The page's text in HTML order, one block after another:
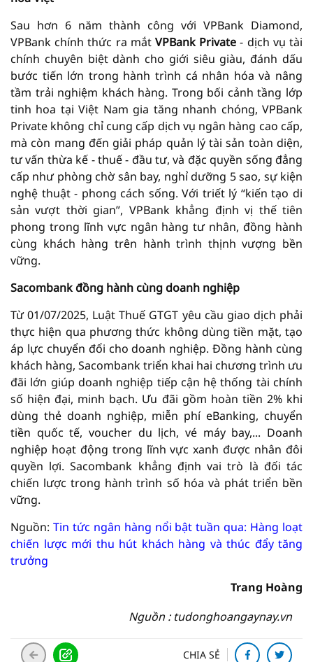
Sau hơn 6 năm thành công với VPBank Diamond,
VPBank chính thức ra mắt VPBank Private - dịch vụ tài
chính chuyên biệt dành cho giới siêu giàu, đánh dấu
bước tiến lớn trong hành trình cá nhân hóa và nâng
tầm trải nghiệm khách hàng. Trong bối cảnh tầng lớp
tinh hoa tại Việt Nam gia tăng nhanh chóng, VPBank
Private không chỉ cung cấp dịch vụ ngân hàng cao cấp,
mà còn mang đến giải pháp quản lý tài sản toàn diện,
tư vấn thừa kế - thuế - đầu tư, và đặc quyền sống đẳng
cấp như phòng chờ sân bay, nghỉ dưỡng 5 sao, sự kiện
nghệ thuật - phong cách sống. Với triết lý “kiến tạo di
sản vượt thời gian”, VPBank khẳng định vị thế tiên
phong trong lĩnh vực ngân hàng tư nhân, đồng hành
cùng khách hàng trên hành trình thịnh vượng bền
vững.
Sacombank đồng hành cùng doanh nghiệp
Từ 01/07/2025, Luật Thuế GTGT yêu cầu giao dịch phải
thực hiện qua phương thức không dùng tiền mặt, tạo
áp lực chuyển đổi cho doanh nghiệp. Đồng hành cùng
khách hàng, Sacombank triển khai hai chương trình ưu
đãi lớn giúp doanh nghiệp tiếp cận hệ thống tài chính
số hiện đại, minh bạch. Ưu đãi gồm hoàn tiền 2% khi
dùng thẻ doanh nghiệp, miễn phí eBanking, chuyển
tiền quốc tế, voucher du lịch, vé máy bay,... Doanh
nghiệp hoạt động trong lĩnh vực xanh được nhân đôi
quyền lợi. Sacombank khẳng định vai trò là đối tác
chiến lược trong hành trình số hóa và phát triển bền
vững.
Nguồn: Tin tức ngân hàng nổi bật tuần qua: Hàng loạt
chiến lược mới thu hút khách hàng và thúc đẩy tăng
trưởng
Trang Hoàng
Nguồn : tudonghoangaynay.vn
CHIA SẺ